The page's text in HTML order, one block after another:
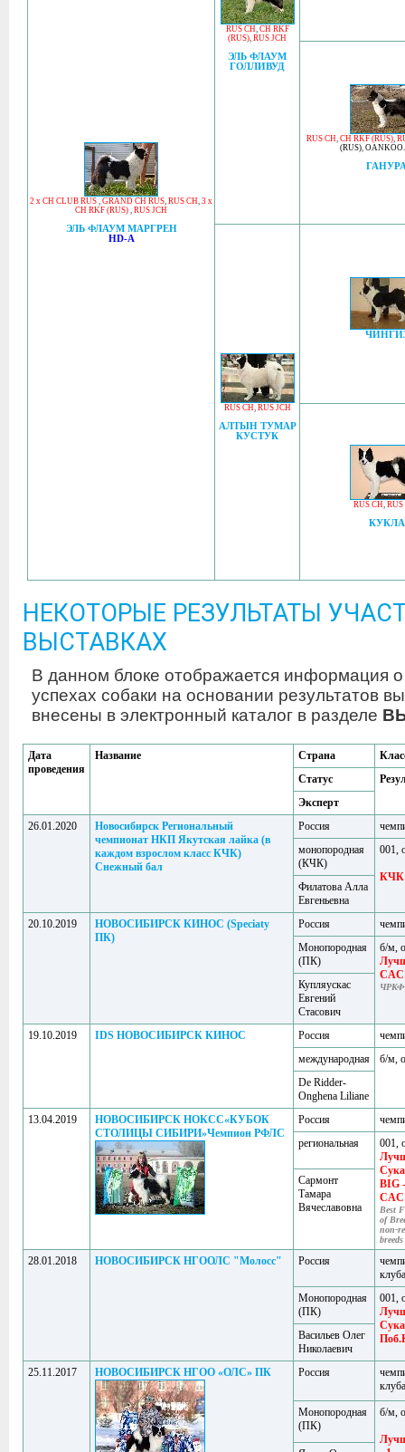
2 x CH CLUB RUS , GRAND CH RUS, RUS CH, 3 x
CH RKF (RUS) , RUS JCH
ЭЛЬ ФЛАУМ МАРГРЕН
HD-A
RUS CH, CH RKF
(RUS), RUS JCH
ЭЛЬ ФЛАУМ
ГОЛЛИВУД
RUS CH, CH RKF (RUS),
(RUS),
RUS CH, RUS JCH
АЛТЫН ТУМАР
КУСТУК
RUS CH, RUS
КУКЛА
НЕКОТОРЫЕ РЕЗУЛЬТАТЫ
ВЫСТАВКАХ
В данном блоке отображается информация
успехах собаки на основании результатов
внесены в электронный каталог в разделе
Дата
проведения
Название Страна
Статус
Эксперт
26.01.2020
Новосибирск Региональный
чемпионат НКП Якутская лайка (в
каждом взрослом класс КЧК)
Снежный бал
Россия
монопородная
(КЧК)
001,
КЧК
Филатова Алла
Евгеньевна
20.10.2019
НОВОСИБИРСК КИНОС (Speciaty
ПК)
Россия
Монопородная
(ПК)
б/м,
CAC
Купляускас
Евгений
Стасович
19.10.2019
IDS НОВОСИБИРСК КИНОС Россия
международная
б/м,
De Ridder-
Onghena Liliane
13.04.2019
НОВОСИБИРСК НОКСС«КУБОК
СТОЛИЦЫ СИБИРИ»Чемпион РФЛС
Россия
региональная
001,
BIG
CAC
Best
of
non-
breeds
Сармонт
Тамара
Вячеславовна
28.01.2018 НОВОСИБИРСК НГООЛС "Молосс" Россия
клуба
Монопородная
(ПК)
001,
Васильев Олег
Николаевич
25.11.2017
НОВОСИБИРСК НГОО «ОЛС» ПК Россия
клуба
Монопородная
(ПК)
б/м,